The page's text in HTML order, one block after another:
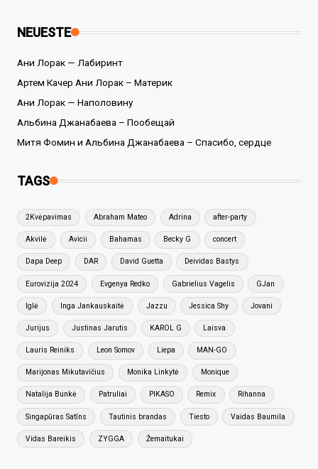
NEUESTE
Ани Лорак — Лабиринт
Артем Качер Ани Лорак – Материк
Ани Лорак — Наполовину
Альбина Джанабаева – Пообещай
Митя Фомин и Альбина Джанабаева – Спасибо, сердце
TAGS
2Kvėpavimas Abraham Mateo Adrina after-party
Akvilė Avicii Bahamas Becky G concert
Dapa Deep DAR David Guetta Deividas Bastys
Eurovizija 2024 Evgenya Redko Gabrielius Vagelis GJan
Iglė Inga Jankauskaitė Jazzu Jessica Shy Jovani
Jurijus Justinas Jarutis KAROL G Laisva
Lauris Reiniks Leon Somov Liepa MAN-GO
Marijonas Mikutavičius Monika Linkytė Monique
Natalija Bunkė Patruliai PIKASO Remix Rihanna
Singapūras Satīns Tautinis brandas Tiesto Vaidas Baumila
Vidas Bareikis ZYGGA Žemaitukai